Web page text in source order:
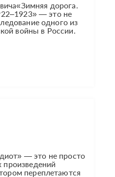
дорога.
— это не
одного из
войны в России.
— это не просто
произведений
переплетаются